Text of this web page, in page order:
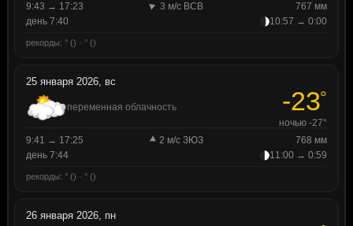
9:43 → 17:23
3 м/с ВСВ
767 мм
день 7:40
10:57 → 0:00
рекорды: ° () · ° ()
25 января 2026, вс
переменная облачность -23°
ночью -27°
9:41 → 17:25
2 м/с ЗЮЗ
768 мм
день 7:44
11:00 → 0:59
рекорды: ° () · ° ()
26 января 2026, пн